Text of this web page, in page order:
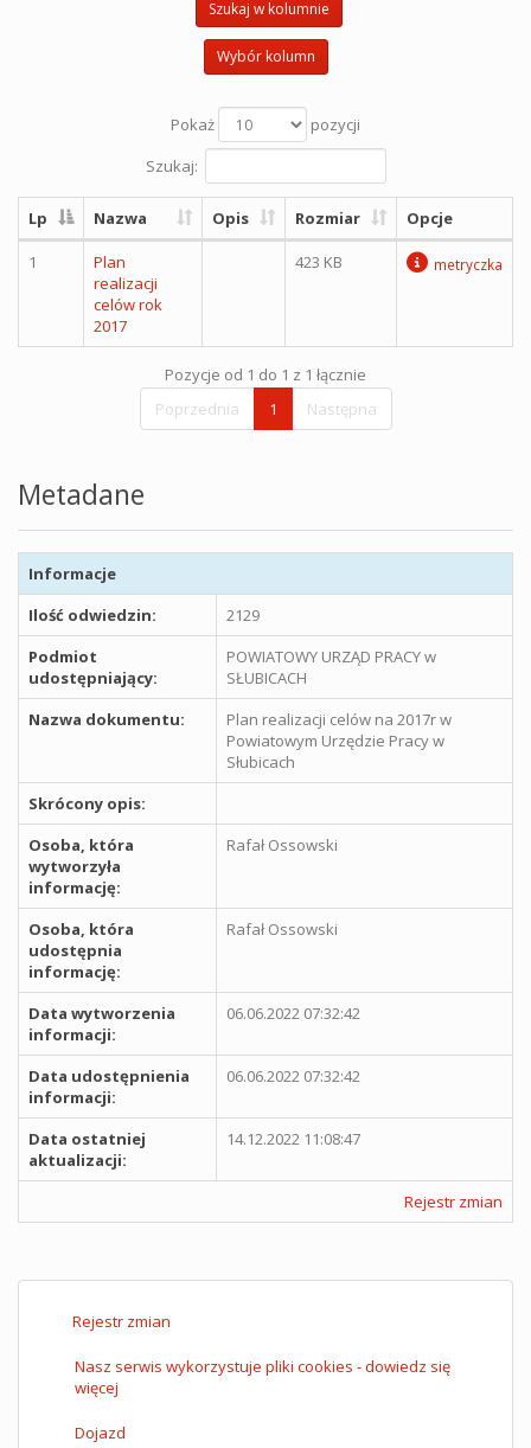
Szukaj w kolumnie
Wybór kolumn
Pokaż
pozycji
Szukaj:
Lp Nazwa Opis Rozmiar Opcje
1
Plan
realizacji
celów rok
2017
423 KB metryczka
Pozycje od 1 do 1 z 1 łącznie
Poprzednia
1 Następna
Metadane
Informacje
Ilość odwiedzin:
2129
Podmiot
udostępniający:
POWIATOWY URZĄD PRACY w
SŁUBICACH
Nazwa dokumentu:
Plan realizacji celów na 2017r w
Powiatowym Urzędzie Pracy w
Słubicach
Skrócony opis:
Osoba, która
wytworzyła
informację:
Rafał Ossowski
Osoba, która
udostępnia
informację:
Rafał Ossowski
Data wytworzenia
informacji:
06.06.2022 07:32:42
Data udostępnienia
informacji:
06.06.2022 07:32:42
Data ostatniej
aktualizacji:
14.12.2022 11:08:47
Rejestr zmian
Rejestr zmian
Nasz serwis wykorzystuje pliki cookies - dowiedz się
więcej
Dojazd